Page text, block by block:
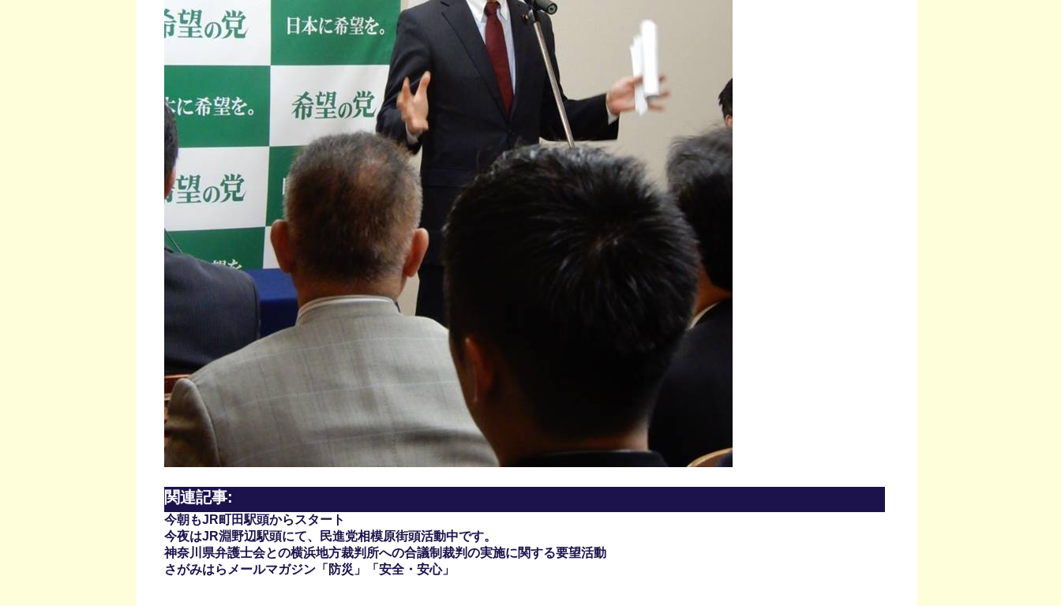
関連記事:
今朝もJR町田駅頭からスタート
今夜はJR淵野辺駅頭にて、民進党相模原街頭活動中です。
神奈川県弁護士会との横浜地方裁判所への合議制裁判の実施に関する要望活動
さがみはらメールマガジン「防災」「安全・安心」